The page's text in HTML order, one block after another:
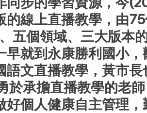
的線上直播教學，由75
五個領域、三大版本
早就到永康勝利國小
語文直播教學，黃市
於承擔直播教學的老
好個人健康自主管理，